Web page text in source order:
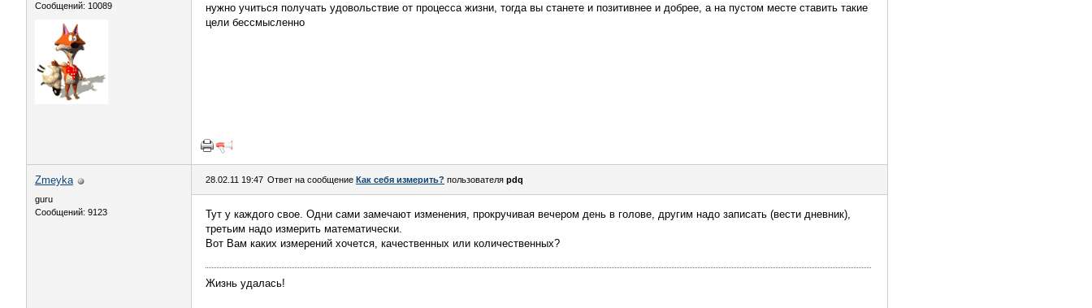
Сообщений: 10089
нужно учиться получать удовольствие от процесса жизни, тогда вы станете и позитивнее и добрее, а на пустом месте ставить такие
цели бессмысленно
Zmeyka
guru
Сообщений: 9123
28.02.11 19:47 Ответ на сообщение Как себя измерить? пользователя pdq
Тут у каждого свое. Одни сами замечают изменения, прокручивая вечером день в голове, другим надо записать (вести дневник),
третьим надо измерить математически.
Вот Вам каких измерений хочется, качественных или количественных?
Жизнь удалась!